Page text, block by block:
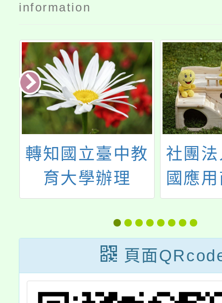
information
轉知國立臺中教
育大學辦理
「112年原住民
族學生升學輔導
講座Ⅱ-入學機制
攻略篇」
社團
國應
協會
營-
報名
活動
頁面